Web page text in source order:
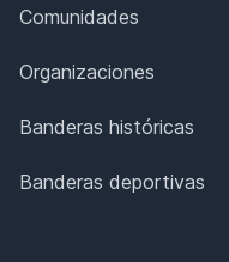
Comunidades
Organizaciones
Banderas históricas
Banderas deportivas